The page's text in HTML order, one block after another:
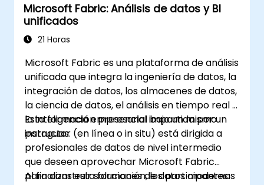
Microsoft Fabric: Análisis de datos y BI
unificados
21 Horas
Microsoft Fabric es una plataforma de análisis
unificada que integra la ingeniería de datos, la
integración de datos, los almacenes de datos,
la ciencia de datos, el análisis en tiempo real y
la inteligencia empresarial bajo un mismo
paraguas.
Esta formación presencial impartida por un
instructor (en línea o in situ) está dirigida a
profesionales de datos de nivel intermedio
que deseen aprovechar Microsoft Fabric
para construir soluciones de datos modernas
Al finalizar esta formación, los participantes